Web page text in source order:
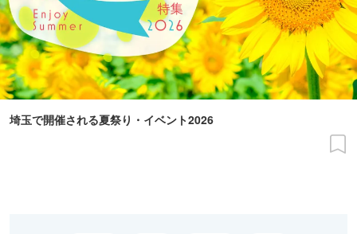
埼玉で開催される夏祭り・イベント2026